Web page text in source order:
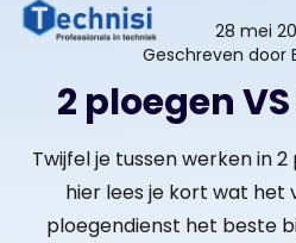
28 mei
Geschreven door
2 ploegen
Twijfel je tussen werken in
hier lees je kort wat het
ploegendienst het beste